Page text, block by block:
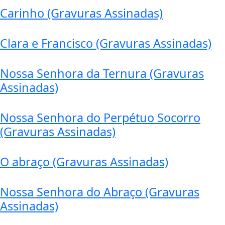
Carinho (Gravuras Assinadas)
Clara e Francisco (Gravuras Assinadas)
Nossa Senhora da Ternura (Gravuras
Assinadas)
Nossa Senhora do Perpétuo Socorro
(Gravuras Assinadas)
O abraço (Gravuras Assinadas)
Nossa Senhora do Abraço (Gravuras
Assinadas)